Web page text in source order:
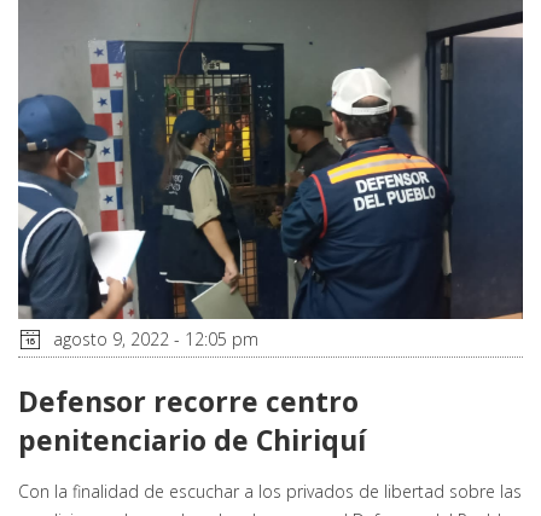
agosto 9, 2022 - 12:05 pm
Defensor recorre centro
penitenciario de Chiriquí
Con la finalidad de escuchar a los privados de libertad sobre las